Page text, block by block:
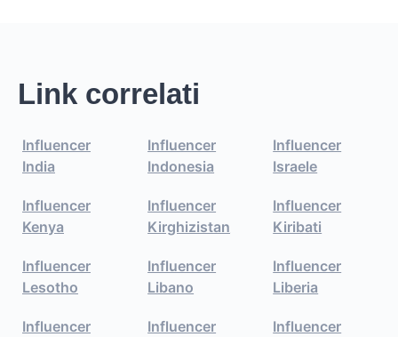
Link correlati
Influencer
India
Influencer
Indonesia
Influencer
Israele
Influencer
Kenya
Influencer
Kirghizistan
Influencer
Kiribati
Influencer
Lesotho
Influencer
Libano
Influencer
Liberia
Influencer
Influencer
Influencer